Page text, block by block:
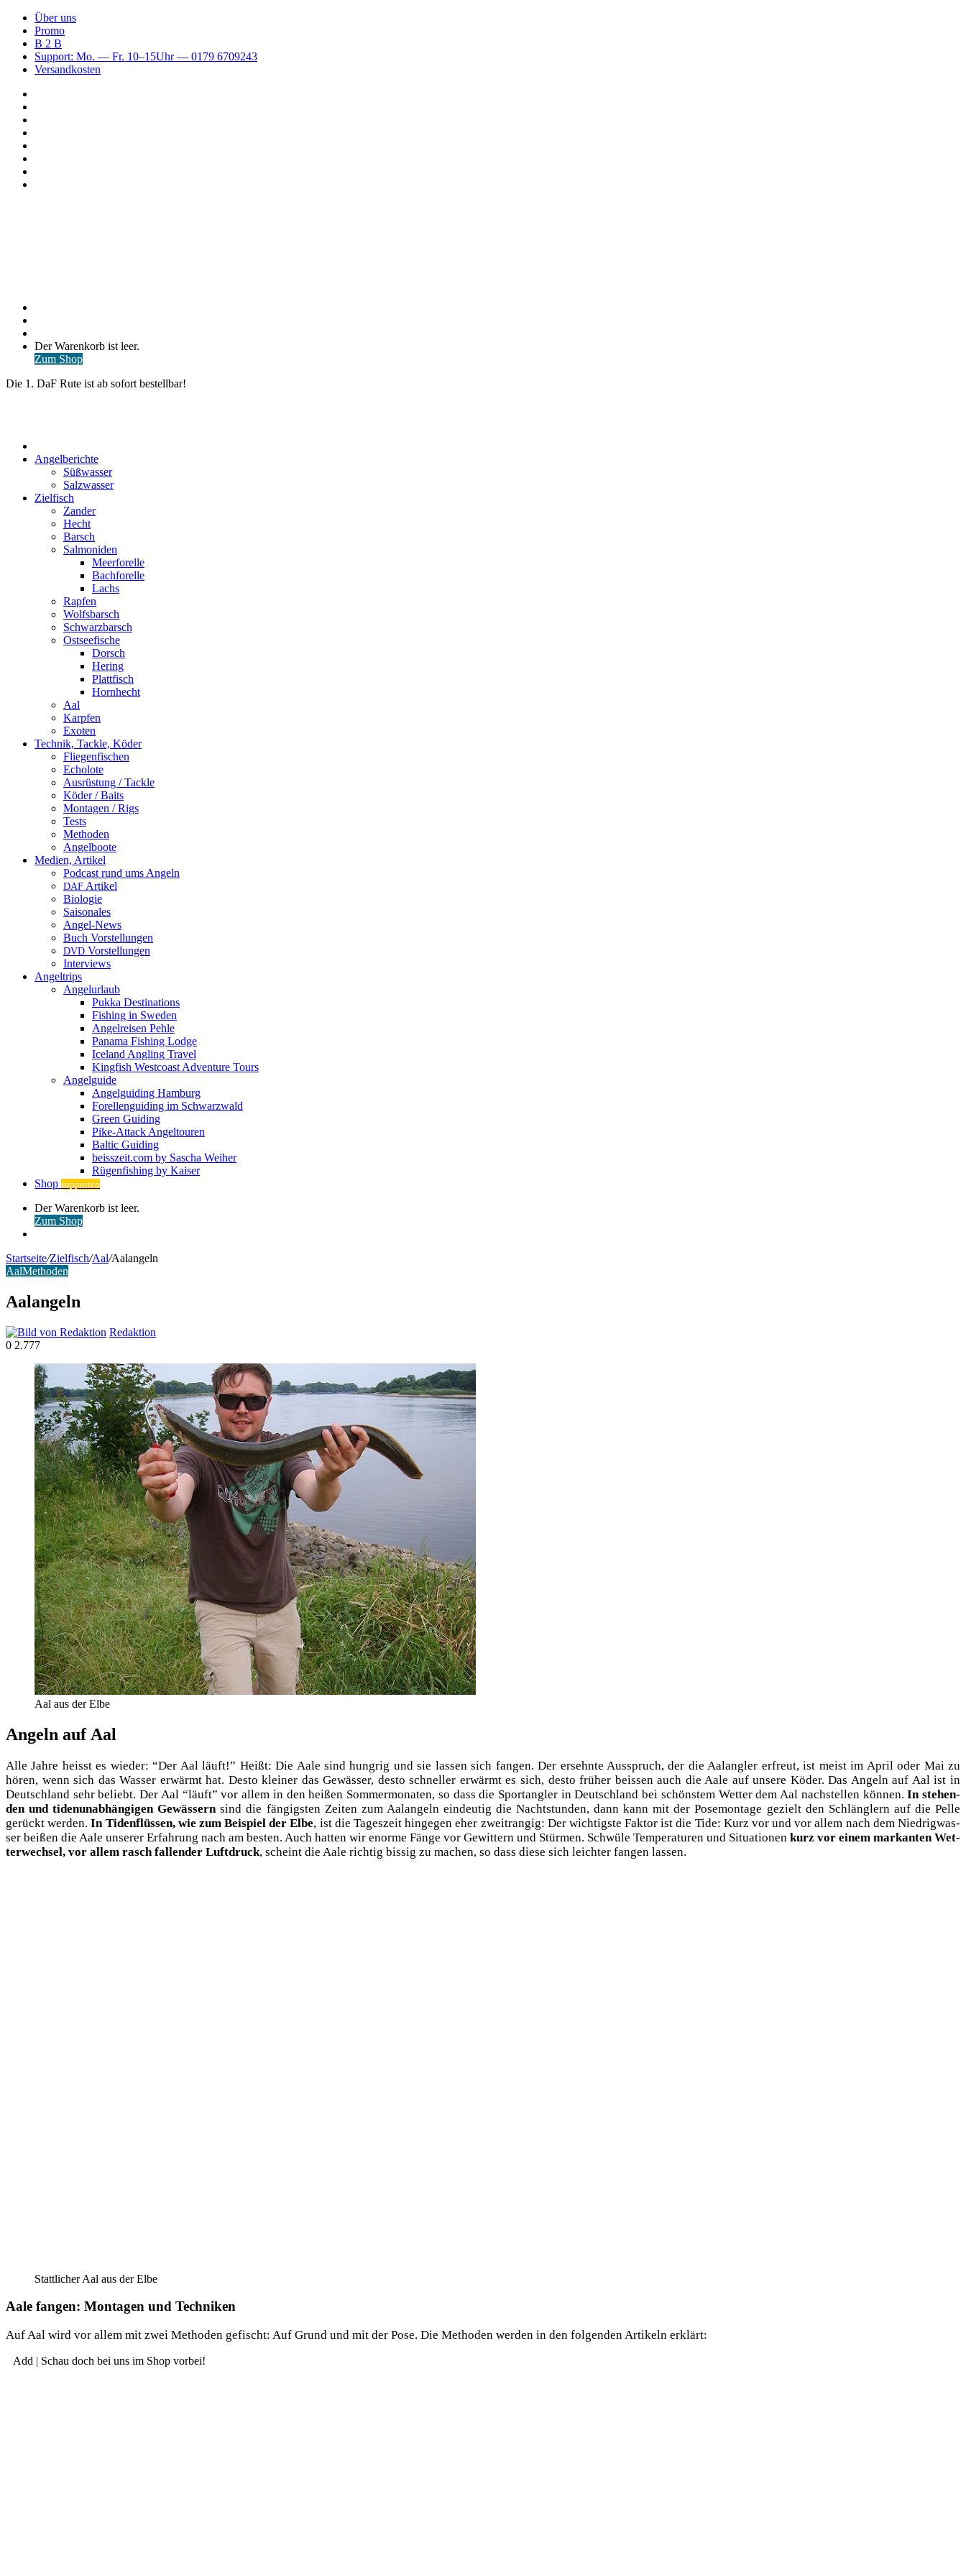
Über uns
Promo
B 2 B
Support: Mo. — Fr. 10–15Uhr — 0179 6709243
Versandkosten
Warenkorb
ansehen
Der Warenkorb ist leer.
Zum Shop
Die 1. DaF Rute ist ab sofort bestellbar!
Angelberichte
Süßwasser
Salzwasser
Zielfisch
Zander
Hecht
Barsch
Salmoniden
Meerforelle
Bachforelle
Lachs
Rapfen
Wolfsbarsch
Schwarzbarsch
Ostseefische
Dorsch
Hering
Plattfisch
Hornhecht
Aal
Karpfen
Exoten
Technik, Tackle, Köder
Fliegenfischen
Echolote
Ausrüstung / Tackle
Köder / Baits
Montagen / Rigs
Tests
Methoden
Angelboote
Medien, Artikel
Podcast rund ums Angeln
DAF Artikel
Biologie
Saisonales
Angel-News
Buch Vorstellungen
DVD Vorstellungen
Interviews
Angeltrips
Angelurlaub
Pukka Destinations
Fishing in Sweden
Angelreisen Pehle
Panama Fishing Lodge
Iceland Angling Travel
Kingfish Westcoast Adventure Tours
Angelguide
Angelguiding Hamburg
Forellenguiding im Schwarzwald
Green Guiding
Pike-Attack Angeltouren
Baltic Guiding
beisszeit.com by Sascha Weiher
Rügenfishing by Kaiser
Shop supporten
Warenkorb
ansehen
Der Warenkorb ist leer.
Zum Shop
Startseite/Zielfisch/Aal/Aalangeln
AalMethoden
Aalangeln
Redaktion
0 2.777
Aal aus der Elbe
Angeln auf Aal
Alle Jah­re heisst es wie­der: “Der Aal läuft!” Heißt: Die Aale sind hung­rig und sie las­sen sich fan­gen. Der ersehn­te Aus­spruch, der die Aal­ang­ler erfreut, ist meist im April oder Mai zu
hören, wenn sich das Was­ser erwärmt hat. Des­to klei­ner das Gewäs­ser, des­to schnel­ler erwärmt es sich, des­to frü­her beis­sen auch die Aale auf unse­re Köder. Das Angeln auf Aal ist in
Deutsch­land sehr beliebt. Der Aal “läuft” vor allem in den hei­ßen Som­mer­mo­na­ten, so dass die Sport­ang­ler in Deutsch­land bei schöns­tem Wet­ter dem Aal nach­stel­len kön­nen.In ste­hen­
den und tiden­un­ab­hän­gi­gen Gewäs­sern sind die fän­gigs­ten Zei­ten zum Aal­an­geln ein­deu­tig die Nacht­stun­den, dann kann mit der Pose­mon­ta­ge gezielt den Schläng­lern auf die Pel­le
gerückt wer­den.In Tiden­flüs­sen, wie zum Bei­spiel der Elbe, ist die Tages­zeit hin­ge­gen eher zweit­ran­gig: Der wich­tigs­te Fak­tor ist die Tide: Kurz vor und vor allem nach dem Nied­rig­was­
ser bei­ßen die Aale unse­rer Erfah­rung nach am bes­ten. Auch hat­ten wir enor­me Fän­ge vor Gewit­tern und Stür­men. Schwü­le Tem­pe­ra­tu­ren und Situa­tio­nen kurz vor einem mar­kan­ten Wet­
ter­wech­sel, vor allem rasch fal­len­der Luft­druck, scheint die Aale rich­tig bis­sig zu machen, so dass die­se sich leich­ter fan­gen lassen.
Statt­li­cher Aal aus der Elbe
Aale fangen: Montagen und Techniken
Auf Aal wird vor allem mit zwei Metho­den gefischt: Auf Grund und mit der Pose. Die Metho­den wer­den in den fol­gen­den Arti­keln erklärt:
Add | Schau doch bei uns im Shop vorbei!